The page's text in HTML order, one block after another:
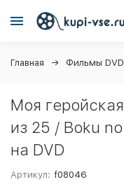
Главная Фильмы DVD
Моя
из 25 / Boku
на DVD
Артикул: f08046